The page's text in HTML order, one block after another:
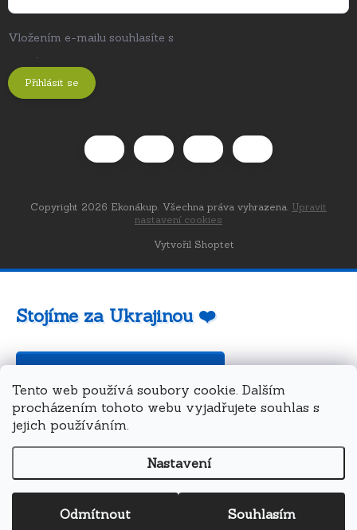
Tento web používá soubory cookie. Dalším
procházením tohoto webu vyjadřujete souhlas s
jejich používáním.
Nastavení
Odmítnout Souhlasím
Vložením e-mailu souhlasíte s
.
Přihlásit se
Vytvořil Shoptet
Copyright 2026 Ekonákup. Všechna práva vyhrazena. Upravit
nastavení cookies
Stojíme za Ukrajinou ❤️